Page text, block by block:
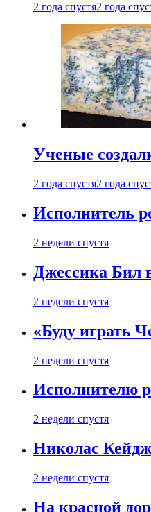
2 года спустя2 года
Ученые
2 года спустя2 года
Исполнитель
2 недели спустя
Джессика Бил
2 недели спустя
«Буду играть
2 недели спустя
Исполнителю
2 недели спустя
Николас Кейдж
2 недели спустя
На красной